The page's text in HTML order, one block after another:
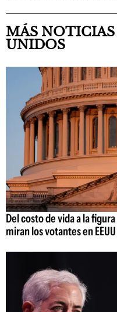
MÁS NOTICIAS
UNIDOS
Del costo de vida a la
miran los votantes en